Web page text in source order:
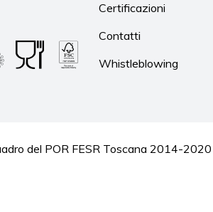
Certificazioni
Contatti
Whistleblowing
del POR FESR Toscana 2014-2020